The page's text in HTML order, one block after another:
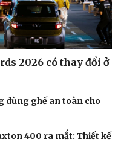
2026 có thay đổi ở
dùng ghế an toàn cho
400 ra mắt: Thiết kế